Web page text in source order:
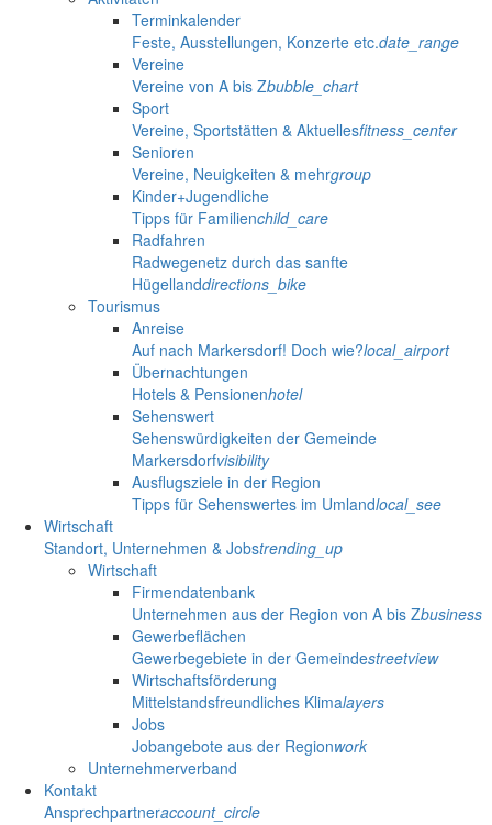
Terminkalender
Feste, Ausstellungen, Konzerte etc.date_range
Vereine
Vereine von A bis Zbubble_chart
Sport
Vereine, Sportstätten & Aktuellesfitness_center
Senioren
Vereine, Neuigkeiten & mehrgroup
Kinder+Jugendliche
Tipps für Familienchild_care
Radfahren
Radwegenetz durch das sanfte
Hügellanddirections_bike
Tourismus
Anreise
Auf nach Markersdorf! Doch wie?local_airport
Übernachtungen
Hotels & Pensionenhotel
Sehenswert
Sehenswürdigkeiten der Gemeinde
Markersdorfvisibility
Ausflugsziele in der Region
Tipps für Sehenswertes im Umlandlocal_see
Wirtschaft
Standort, Unternehmen & Jobstrending_up
Wirtschaft
Firmendatenbank
Unternehmen aus der Region von A bis Zbusiness
Gewerbeflächen
Gewerbegebiete in der Gemeindestreetview
Wirtschaftsförderung
Mittelstandsfreundliches Klimalayers
Jobs
Jobangebote aus der Regionwork
Unternehmerverband
Kontakt
Ansprechpartneraccount_circle